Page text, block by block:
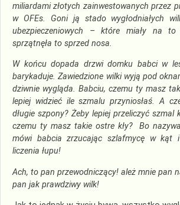
miliardami złotych zainwestowanych przez
w OFEs. Goni ją stado wygłodniałych
ubezpieczeniowych – które miały na
sprzątnęła to sprzed nosa.
W końcu dopada drzwi domku babci w
barykaduje. Zawiedzione wilki wyją pod
dziwnie wygląda. Babciu, czemu ty masz
lepiej widzieć ile szmalu przyniosłaś. A
długie szpony? Żeby lepiej przeliczyć szmal
czemu ty masz takie ostre kły? Bo
mówi babcia zrzucając szlafmycę w kąt
liczenia łupu!
Ach, to pan przewodniczący! ależ mnie pan
pan jak prawdziwy wilk!